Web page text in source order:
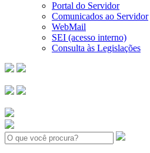
Portal do Servidor
Comunicados ao Servidor
WebMail
SEI (acesso interno)
Consulta às Legislações
Search: